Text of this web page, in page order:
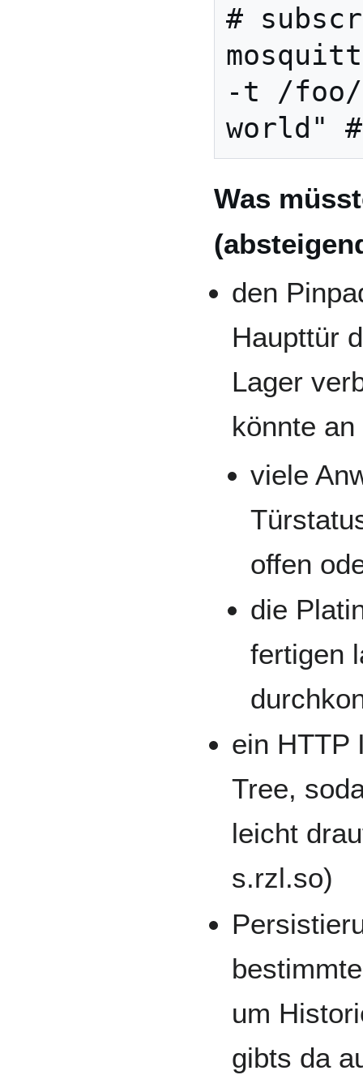
#
-t /foo/
Was
den
Haupttür
Lager
könnte
viele
offen
die
fertigen
ein HTTP
Tree,
leicht
s.rzl.so)
um
gibts da